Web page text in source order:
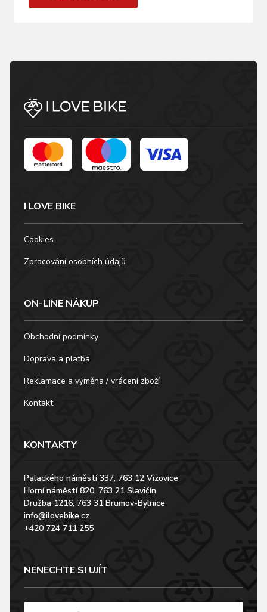
I LOVE BIKE
Cookies
Zpracování osobních údajů
ON-LINE NÁKUP
Obchodní podmínky
Doprava a platba
Reklamace a výměna / vrácení zboží
Kontakt
KONTAKTY
Palackého náměstí 337, 763 12 Vizovice
Horní náměstí 820, 763 21 Slavičín
Družba 1216, 763 31 Brumov-Bylnice
info@ilovebike.cz
+420 724 711 255
NENECHTE SI UJÍT